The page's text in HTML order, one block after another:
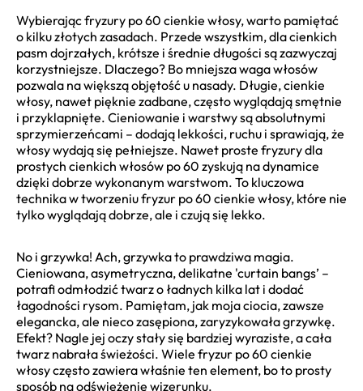
Wybierając fryzury po 60 cienkie włosy, warto pamiętać
o kilku złotych zasadach. Przede wszystkim, dla cienkich
pasm dojrzałych, krótsze i średnie długości są zazwyczaj
korzystniejsze. Dlaczego? Bo mniejsza waga włosów
pozwala na większą objętość u nasady. Długie, cienkie
włosy, nawet pięknie zadbane, często wyglądają smętnie
i przyklapnięte. Cieniowanie i warstwy są absolutnymi
sprzymierzeńcami – dodają lekkości, ruchu i sprawiają, że
włosy wydają się pełniejsze. Nawet proste fryzury dla
prostych cienkich włosów po 60 zyskują na dynamice
dzięki dobrze wykonanym warstwom. To kluczowa
technika w tworzeniu fryzur po 60 cienkie włosy, które nie
tylko wyglądają dobrze, ale i czują się lekko.
No i grzywka! Ach, grzywka to prawdziwa magia.
Cieniowana, asymetryczna, delikatne 'curtain bangs’ –
potrafi odmłodzić twarz o ładnych kilka lat i dodać
łagodności rysom. Pamiętam, jak moja ciocia, zawsze
elegancka, ale nieco zasępiona, zaryzykowała grzywkę.
Efekt? Nagle jej oczy stały się bardziej wyraziste, a cała
twarz nabrała świeżości. Wiele fryzur po 60 cienkie
włosy często zawiera właśnie ten element, bo to prosty
sposób na odświeżenie wizerunku.